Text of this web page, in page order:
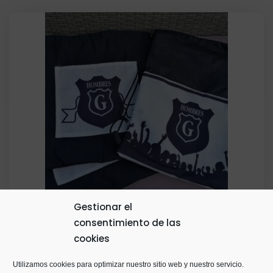
Gestionar el
consentimiento de las
cookies
Utilizamos cookies para optimizar nuestro sitio web y nuestro servicio.
desde
hasta
22,00€
Bolsa Hidrofuga Cuerditas
precioprecio